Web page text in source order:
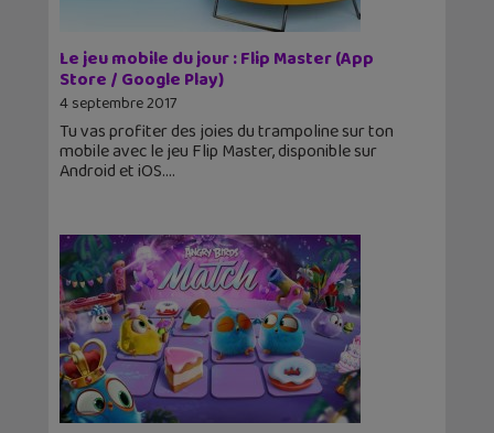
Le jeu mobile du jour : Flip Master (App
Store / Google Play)
4 septembre 2017
Tu vas profiter des joies du trampoline sur ton
mobile avec le jeu Flip Master, disponible sur
Android et iOS.